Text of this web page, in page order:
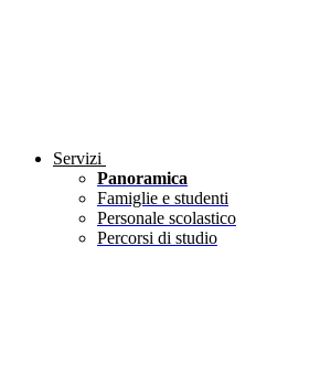
Servizi
Panoramica
Famiglie e studenti
Personale scolastico
Percorsi di studio